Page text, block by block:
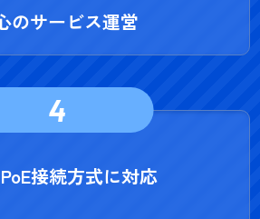
のサービス運営
4
接続方式に対応